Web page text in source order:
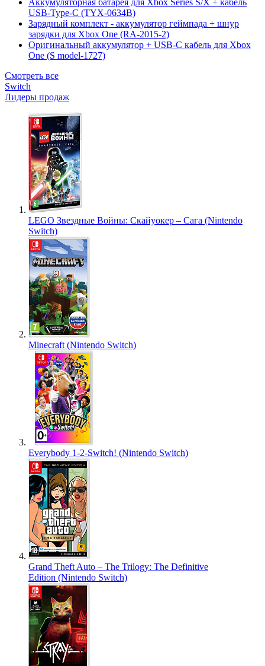
Аккумуляторная батарея для Xbox Series S/X + кабель
USB-Type-C (TYX-0634B)
Зарядный комплект - аккумулятор геймпада + шнур
зарядки для Xbox One (RA-2015-2)
Оригинальный аккумулятор + USB-C кабель для Xbox
One (S model-1727)
Смотреть все
Switch
Лидеры продаж
LEGO Звездные Войны: Скайуокер – Сага (Nintendo
Switch)
Minecraft (Nintendo Switch)
Everybody 1-2-Switch! (Nintendo Switch)
Grand Theft Auto – The Trilogy: The Definitive
Edition (Nintendo Switch)